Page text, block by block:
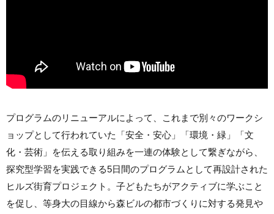
プログラムのリニューアルによって、これまで別々のワークシ
ョップとして行われていた「安全・安心」「環境・緑」「文
化・芸術」を伝える取り組みを一連の体験として繋ぎながら、
探究型学習を実践できる5日間のプログラムとして再設計された
ヒルズ街育プロジェクト。子どもたちがアクティブに学ぶこと
を促し、等身大の目線から森ビルの都市づくりに対する発見や